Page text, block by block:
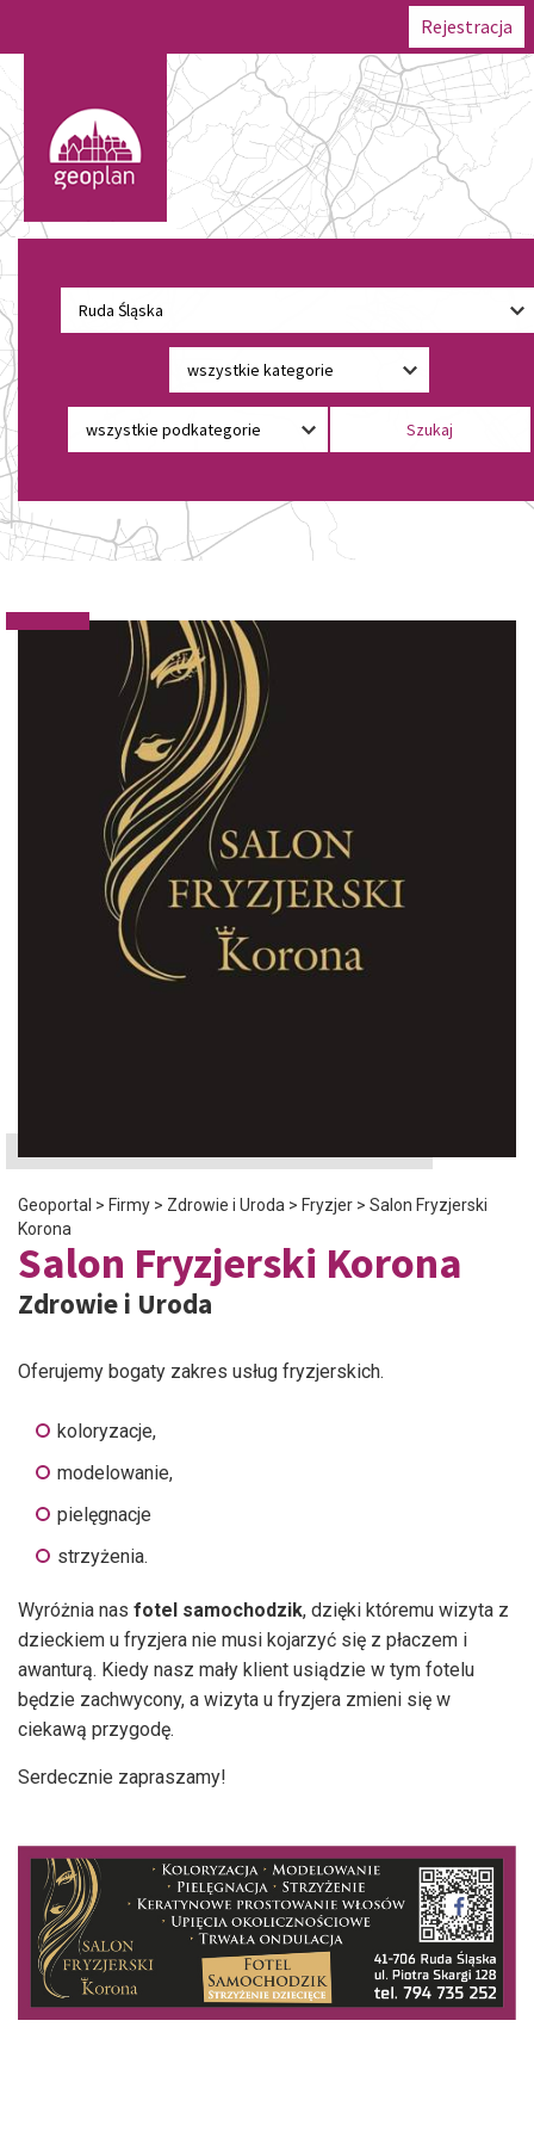
Rejestracja
Geoportal > Firmy > Zdrowie i Uroda > Fryzjer > Salon Fryzjerski
Korona
Salon Fryzjerski Korona
Zdrowie i Uroda
Oferujemy bogaty zakres usług fryzjerskich.
koloryzacje,
modelowanie,
pielęgnacje
strzyżenia.
Wyróżnia nas fotel samochodzik, dzięki któremu wizyta z
dzieckiem u fryzjera nie musi kojarzyć się z płaczem i
awanturą. Kiedy nasz mały klient usiądzie w tym fotelu
będzie zachwycony, a wizyta u fryzjera zmieni się w
ciekawą przygodę.
Serdecznie zapraszamy!